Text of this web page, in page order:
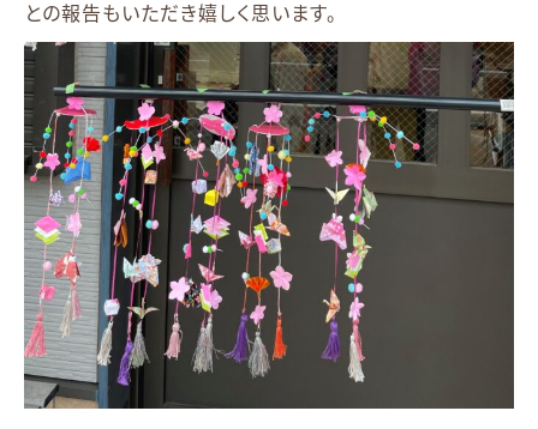
との報告もいただき嬉しく思います。